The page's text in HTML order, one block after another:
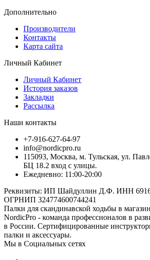
Дополнительно
Производители
Контакты
Карта сайта
Личный Кабинет
Личный Кабинет
История заказов
Закладки
Рассылка
Наши контакты
+7-916-627-64-97
info@nordicpro.ru
115093, Москва, м. Тульская, ул.
БЦ 18.2 вход с улицы.
Ежедневно: 11:00-20:00
Реквизиты: ИП Шайдуллин Д.Ф. ИНН
ОГРНИП 324774600744241
Палки для скандинавской ходьбы в
NordicPro - команда профессионалов в
в России. Сертифицированные
палки и аксессуары.
Мы в Социальных сетях